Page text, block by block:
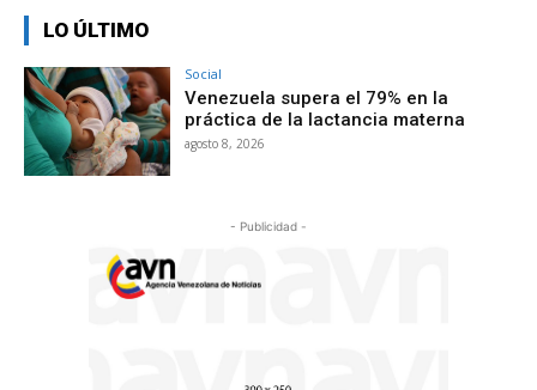
LO ÚLTIMO
Social
Venezuela supera el 79% en la
práctica de la lactancia materna
agosto 8, 2026
- Publicidad -